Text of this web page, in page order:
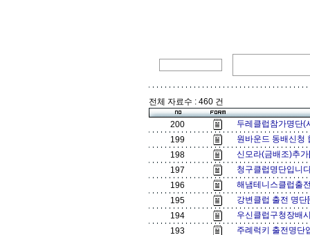
전체 자료수 : 460 건
200
두레클럽참가명단
199
원바운드 동배신
198
신모라(금배조)추
197
청구클럽명단입니
196
해냄테니스클럽출
195
강변클럽 출전 명
194
우신클럽구청장배
193
주례럭키 출전명